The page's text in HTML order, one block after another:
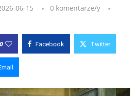
06-15
0 komentarze/y
0 Facebook Twitter